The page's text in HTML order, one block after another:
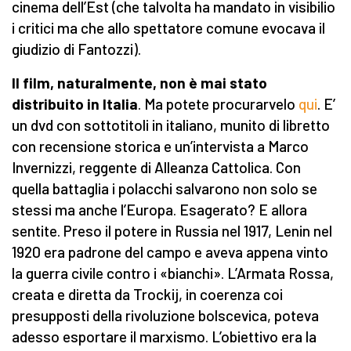
cinema dell’Est (che talvolta ha mandato in visibilio
i critici ma che allo spettatore comune evocava il
giudizio di Fantozzi).
Il film, naturalmente, non è mai stato
distribuito in Italia. Ma potete procurarvelo qui. E’
un dvd con sottotitoli in italiano, munito di libretto
con recensione storica e un’intervista a Marco
Invernizzi, reggente di Alleanza Cattolica. Con
quella battaglia i polacchi salvarono non solo se
stessi ma anche l’Europa. Esagerato? E allora
sentite. Preso il potere in Russia nel 1917, Lenin nel
1920 era padrone del campo e aveva appena vinto
la guerra civile contro i «bianchi». L’Armata Rossa,
creata e diretta da Trockij, in coerenza coi
presupposti della rivoluzione bolscevica, poteva
adesso esportare il marxismo. L’obiettivo era la